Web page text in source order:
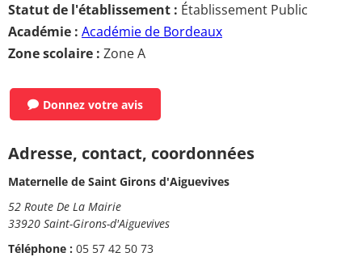
Statut de l'établissement : Établissement Public
Académie : Académie de Bordeaux
Zone scolaire : Zone A
Donnez votre avis
Adresse, contact, coordonnées
Maternelle de Saint Girons d'Aiguevives
52 Route De La Mairie
33920 Saint-Girons-d'Aiguevives
Téléphone : 05 57 42 50 73